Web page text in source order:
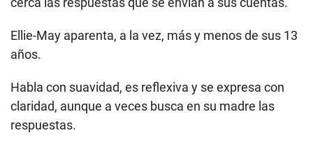
Ellie-May aparenta, a la vez, más y menos de sus 13
años.
Habla con suavidad, es reflexiva y se expresa con
claridad, aunque a veces busca en su madre las
respuestas.